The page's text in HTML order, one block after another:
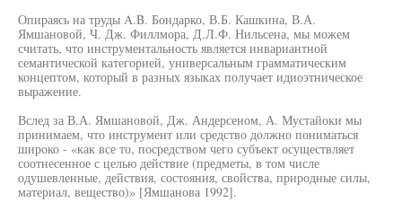
Опираясь на труды A.B. Бондарко, В.Б. Кашкина, В.А.
Ямшановой, Ч. Дж. Филлмора, Д.Л.Ф. Нильсена, мы можем
считать, что инструментальность является инвариантной
семантической категорией, универсальным грамматическим
концептом, который в разных языках получает идиоэтническое
выражение.
Вслед за В.А. Ямшановой, Дж. Андерсеном, А. Мустайоки мы
принимаем, что инструмент или средство должно пониматься
широко - «как все то, посредством чего субъект осуществляет
соотнесенное с целью действие (предметы, в том числе
одушевленные, действия, состояния, свойства, природные силы,
материал, вещество)» [Ямшанова 1992].